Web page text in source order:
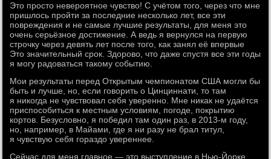
Это просто невероятное чувство! С учётом того, через что мне
пришлось пройти за последние несколько лет, все эти
повреждения и не самые лучшие результаты, для меня это
очень серьёзное достижение. А ведь я вернулся на первую
строчку через девять лет после того, как занял её впервые
Это значительный срок. Здорово, что даже спустя все эти годы
я могу радоваться такому событию.
Мои результаты перед Открытым чемпионатом США могли бы
быть и лучше, но, если говорить о Цинциннати, то там
я никогда не чувствовал себя уверенно. Мне никак не удаётся
приспособиться к местным условиям, погоде, покрытию
кортов. Безусловно, я победил там один раз, в 2013-м году,
но, например, в Майами, где я ни разу не брал титул,
я чувствую себя гораздо увереннее.
Сейчас для меня главное — это выступление в Нью-Йорке.